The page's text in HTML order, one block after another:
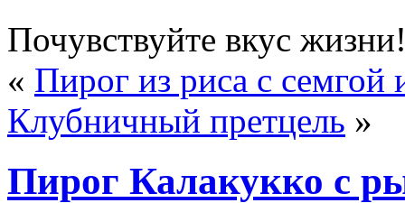
Почувствуйте вкус
« Пирог из риса с семгой
Клубничный претцель »
Пирог Калакукко с